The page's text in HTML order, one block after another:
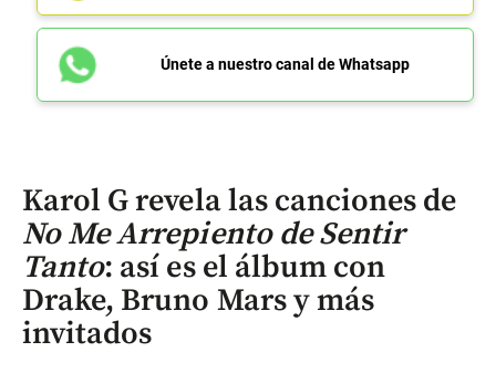
Únete a nuestro canal de Whatsapp
Karol G revela las canciones de
No Me Arrepiento de Sentir
Tanto: así es el álbum con
Drake, Bruno Mars y más
invitados